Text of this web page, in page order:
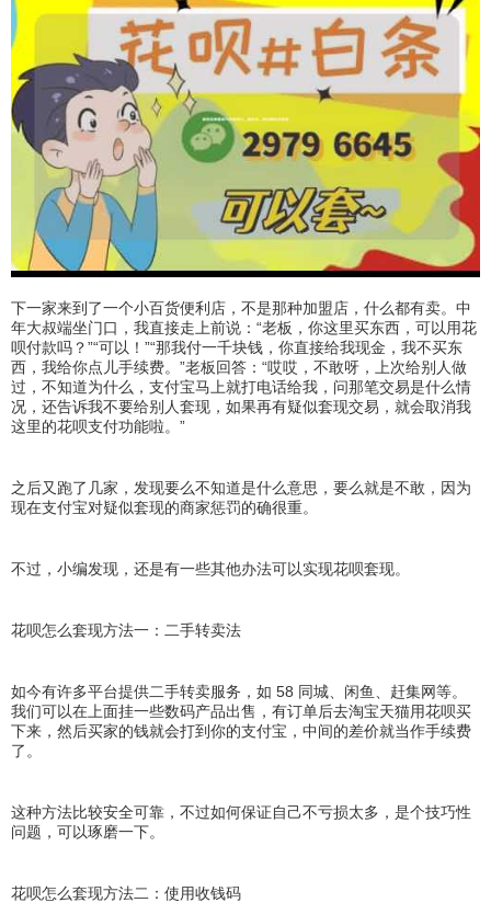
下一家来到了一个小百货便利店，不是那种加盟店，什么都有卖。中
年大叔端坐门口，我直接走上前说：“老板，你这里买东西，可以用花
呗付款吗？”“可以！”“那我付一千块钱，你直接给我现金，我不买东
西，我给你点儿手续费。”老板回答：“哎哎，不敢呀，上次给别人做
过，不知道为什么，支付宝马上就打电话给我，问那笔交易是什么情
况，还告诉我不要给别人套现，如果再有疑似套现交易，就会取消我
这里的花呗支付功能啦。”
之后又跑了几家，发现要么不知道是什么意思，要么就是不敢，因为
现在支付宝对疑似套现的商家惩罚的确很重。
不过，小编发现，还是有一些其他办法可以实现花呗套现。
花呗怎么套现方法一：二手转卖法
如今有许多平台提供二手转卖服务，如 58 同城、闲鱼、赶集网等。
我们可以在上面挂一些数码产品出售，有订单后去淘宝天猫用花呗买
下来，然后买家的钱就会打到你的支付宝，中间的差价就当作手续费
了。
这种方法比较安全可靠，不过如何保证自己不亏损太多，是个技巧性
问题，可以琢磨一下。
花呗怎么套现方法二：使用收钱码